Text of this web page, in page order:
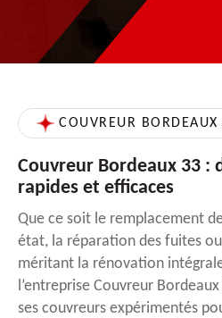
COUVREUR
Couvreur Bordeaux 33 :
rapides et efficaces
Que ce soit le remplacement
état, la réparation des fuites
méritant la rénovation
l’entreprise Couvreur
ses couvreurs expérimentés